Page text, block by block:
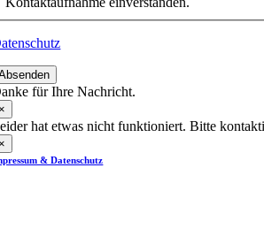
für Ihre Nachricht.
hat etwas nicht funktioniert. Bitte
& Datenschutz